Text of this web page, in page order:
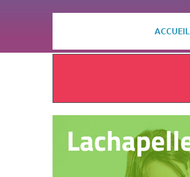
ACCUEIL